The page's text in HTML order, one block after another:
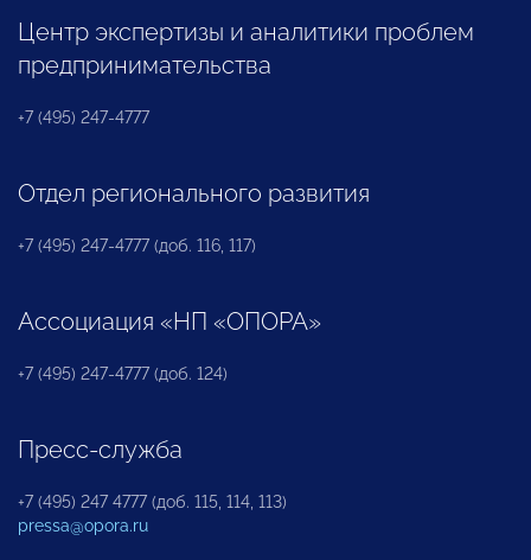
Центр экспертизы и аналитики проблем
предпринимательства
+7 (495) 247-4777
Отдел регионального развития
+7 (495) 247-4777 (доб. 116, 117)
Ассоциация «НП «ОПОРА»
+7 (495) 247-4777 (доб. 124)
Пресс-служба
+7 (495) 247 4777 (доб. 115, 114, 113)
pressa@opora.ru